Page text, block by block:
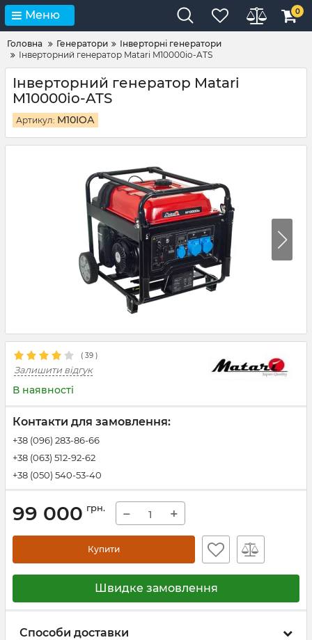
Меню 0
Головна Генератори
Інверторні генератори
Інверторний генератор Matari M10000io-ATS
Інверторний генератор Matari
M10000io-ATS
Артикул: M10IOА
( 39 )
Залишити відгук
В наявності
Контакти для замовлення:
+38 (096) 283-86-66
+38 (063) 512-92-62
+38 (050) 540-53-40
99 000 грн. − +
Купити
Швидке замовлення
Способи доставки